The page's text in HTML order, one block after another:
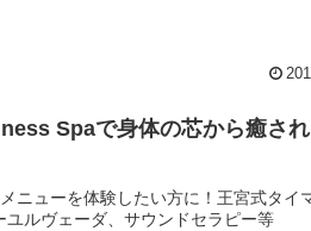
Spaで身体の芯から癒さ
ニューを体験したい方に！王宮式タイ
ユルヴェーダ、サウンドセラピー等